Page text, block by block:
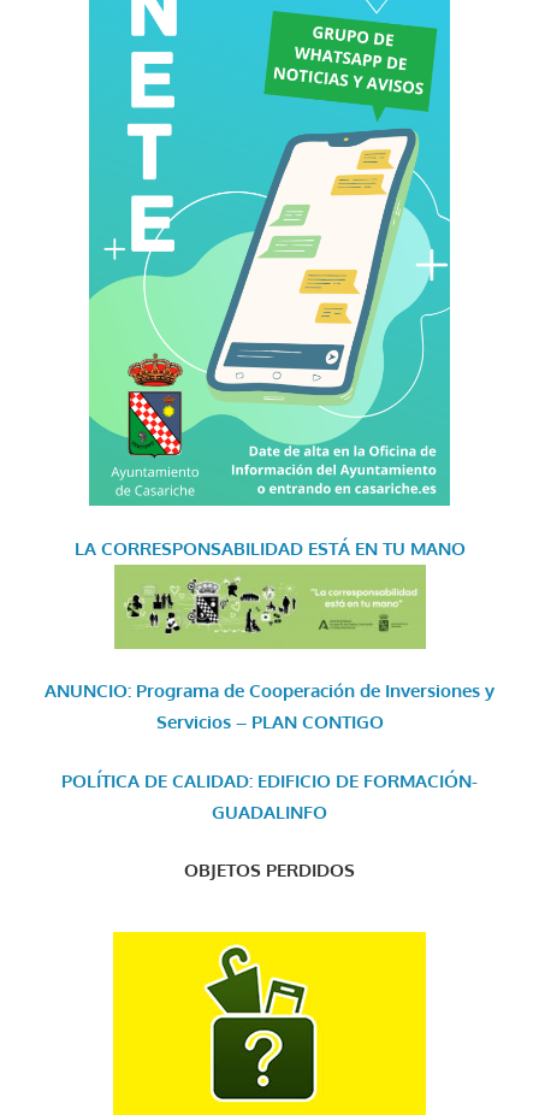
LA CORRESPONSABILIDAD ESTÁ EN TU MANO
ANUNCIO: Programa de Cooperación de Inversiones y
Servicios – PLAN CONTIGO
POLÍTICA DE CALIDAD: EDIFICIO DE FORMACIÓN-
GUADALINFO
OBJETOS PERDIDOS